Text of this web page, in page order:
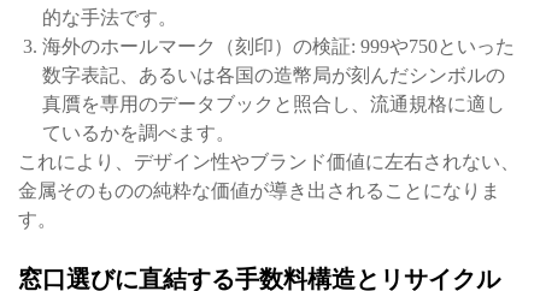
的な手法です。
海外のホールマーク（刻印）の検証: 999や750といった
数字表記、あるいは各国の造幣局が刻んだシンボルの
真贋を専用のデータブックと照合し、流通規格に適し
ているかを調べます。
これにより、デザイン性やブランド価値に左右されない、
金属そのものの純粋な価値が導き出されることになりま
す。
窓口選びに直結する手数料構造とリサイクル